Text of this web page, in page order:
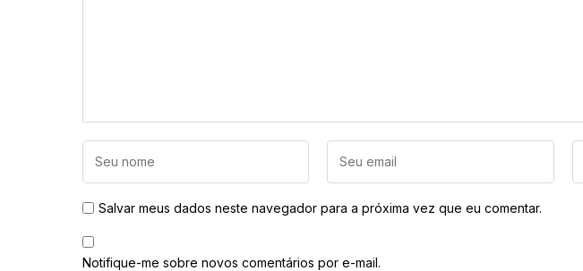
Salvar meus dados neste navegador para a próxima vez que eu comentar.
Notifique-me sobre novos comentários por e-mail.